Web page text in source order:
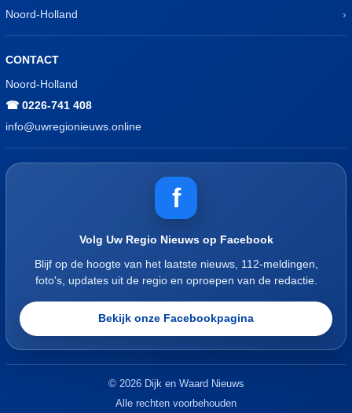
Noord-Holland
CONTACT
Noord-Holland
☎ 0226-741 408
info@uwregionieuws.online
f
Volg Uw Regio Nieuws op Facebook
Blijf op de hoogte van het laatste nieuws, 112-meldingen,
foto's, updates uit de regio en oproepen van de redactie.
Bekijk onze Facebookpagina
© 2026 Dijk en Waard Nieuws
Alle rechten voorbehouden